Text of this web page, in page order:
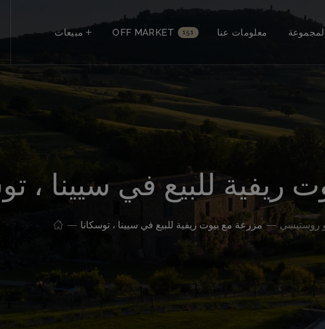
مبيعات OFF MARKET 151 معلومات عنا
ريفية للبيع في سيينا ،
روستيسي مزرعة مع بيوت ريفية للبيع في سيينا ، توسكانا